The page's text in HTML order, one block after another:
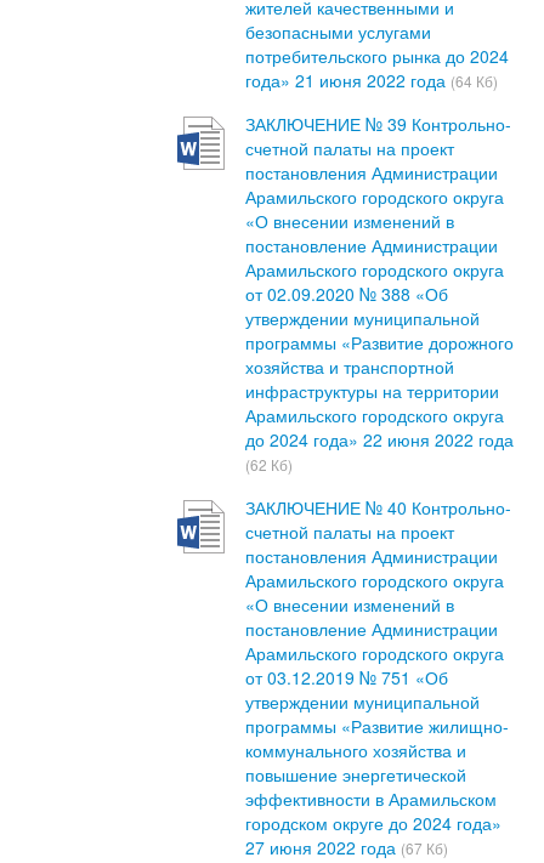
жителей качественными и
безопасными услугами
потребительского рынка до 2024
года» 21 июня 2022 года (64 Кб)
ЗАКЛЮЧЕНИЕ № 39 Контрольно-
счетной палаты на проект
постановления Администрации
Арамильского городского округа
«О внесении изменений в
постановление Администрации
Арамильского городского округа
от 02.09.2020 № 388 «Об
утверждении муниципальной
программы «Развитие дорожного
хозяйства и транспортной
инфраструктуры на территории
Арамильского городского округа
до 2024 года» 22 июня 2022 года
(62 Кб)
ЗАКЛЮЧЕНИЕ № 40 Контрольно-
счетной палаты на проект
постановления Администрации
Арамильского городского округа
«О внесении изменений в
постановление Администрации
Арамильского городского округа
от 03.12.2019 № 751 «Об
утверждении муниципальной
программы «Развитие жилищно-
коммунального хозяйства и
повышение энергетической
эффективности в Арамильском
городском округе до 2024 года»
27 июня 2022 года (67 Кб)